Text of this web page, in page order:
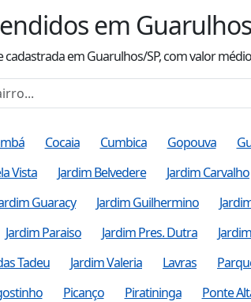
em
cadastradaem Guarulhos/SP, com valormédio
Cocaia Cumbica Gopouva
Vista Jardim Belvedere Jardim Carvalho
Guaracy Jardim Guilhermino
Jardim Paraiso Jardim Pres. Dutra
Tadeu Jardim Valeria Lavras
Picanço Piratininga Ponte